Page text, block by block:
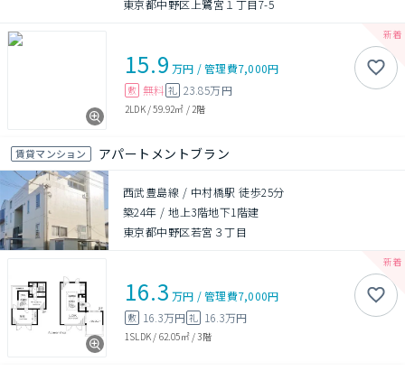
東京都中野区上鷺宮１丁目7-5
15.9 万円 /管理費7,000円
敷 無料 礼 23.85万円
2LDK/59.92㎡ / 2階
賃貸マンション アパートメントブラン
西武豊島線 / 中村橋駅 徒歩25分
築24年 /地上3階地下1階建
東京都中野区若宮３丁目
16.3 万円 /管理費7,000円
敷 16.3万円 礼 16.3万円
1SLDK / 62.05㎡/3階